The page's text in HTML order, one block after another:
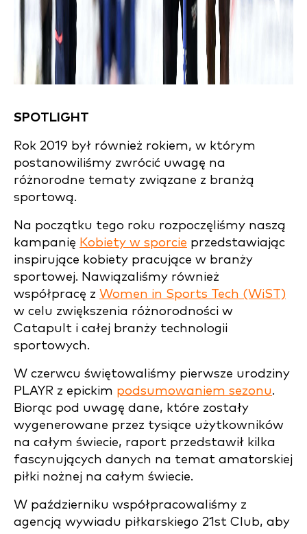
SPOTLIGHT
Rok 2019 był również rokiem, w którym
postanowiliśmy zwrócić uwagę na
różnorodne tematy związane z branżą
sportową.
Na początku tego roku rozpoczęliśmy naszą
kampanię Kobiety w sporcie przedstawiając
inspirujące kobiety pracujące w branży
sportowej. Nawiązaliśmy również
współpracę z Women in Sports Tech (WiST)
w celu zwiększenia różnorodności w
Catapult i całej branży technologii
sportowych.
W czerwcu świętowaliśmy pierwsze urodziny
PLAYR z epickim podsumowaniem sezonu.
Biorąc pod uwagę dane, które zostały
wygenerowane przez tysiące użytkowników
na całym świecie, raport przedstawił kilka
fascynujących danych na temat amatorskiej
piłki nożnej na całym świecie.
W październiku współpracowaliśmy z
agencją wywiadu piłkarskiego 21st Club, aby